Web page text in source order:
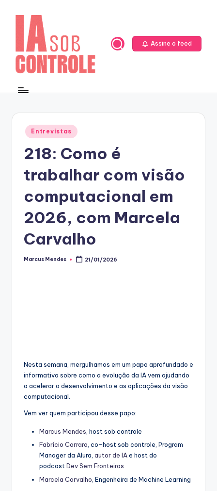
Assine o feed
Posted
in
Entrevistas
218: Como é
trabalhar com visão
computacional em
2026, com Marcela
Carvalho
Posted
Marcus Mendes 21/01/2026
Nesta semana, mergulhamos em um papo aprofundado e
informativo sobre como a evolução da IA vem ajudando
a acelerar o desenvolvimento e as aplicações da visão
computacional.
Vem ver quem participou desse papo:
⁠⁠Marcus Mendes⁠⁠, host sob controle
⁠⁠Fabrício Carraro⁠⁠, co-host sob controle, Program
Manager da Alura, ⁠⁠autor de IA⁠⁠e host do
podcast⁠⁠Dev Sem Fronteiras⁠⁠
Marcela Carvalho , Engenheira de Machine Learning